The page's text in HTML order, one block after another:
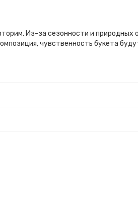
Из-за сезонности и
чувственность букета